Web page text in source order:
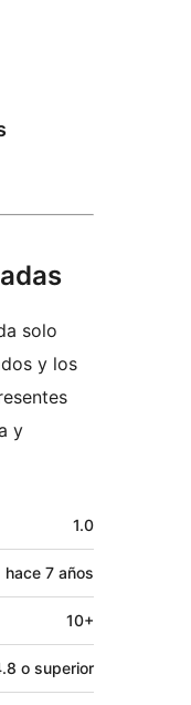
solo
y los
y
1.0
hace 7 años
10+
o superior